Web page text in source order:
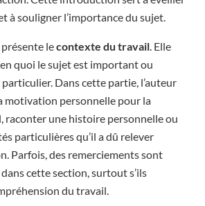
à souligner l’importance du sujet.
lecontexte du travail. Elle
quoi le sujet est important ou
Dans cette partie, l’auteur
motivation personnelle pour la
raconter une histoire personnelle ou
particulières qu’il a dû relever
Parfois, des remerciements sont
cette section, surtout s’ils
du travail.